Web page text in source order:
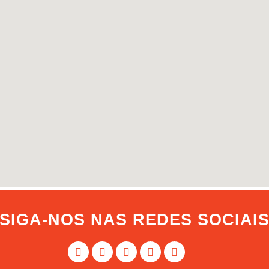
SIGA-NOS NAS REDES SOCIAIS